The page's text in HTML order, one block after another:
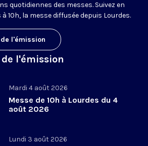
quotidiennes des messes. Suivez en
10h, la messe diffusée depuis Lourdes.
l'émission
l'émission
Mardi 4 août 2026
Messe de 10h à Lourdes du 4
août 2026
Lundi 3 août 2026